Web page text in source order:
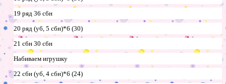
19 ряд 36 сбн
20 ряд (уб, 5 сбн)*6 (30)
21 сбн 30 сбн
Набиваем игрушку
22 сбн (уб, 4 сбн)*6 (24)